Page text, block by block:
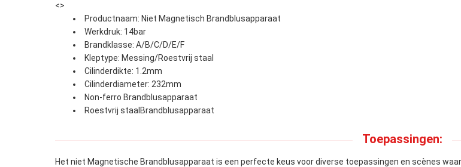
<>
Productnaam: Niet Magnetisch Brandblusapparaat
Werkdruk: 14bar
Brandklasse: A/B/C/D/E/F
Kleptype: Messing/Roestvrij staal
Cilinderdikte: 1.2mm
Cilinderdiameter: 232mm
Non-ferro Brandblusapparaat
Roestvrij staalBrandblusapparaat
Toepassingen:
Het niet Magnetische Brandblusapparaat is een perfecte keus voor diverse toepassingen en scènes